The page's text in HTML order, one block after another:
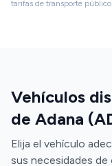
tarifas de transporte
Vehículos
de Adana
Elija el vehículo
sus necesidades